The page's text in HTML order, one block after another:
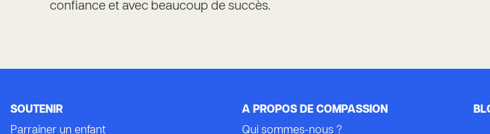
confiance et avec beaucoup de succès.
SOUTENIR
Parrainer un enfant
A PROPOS DE COMPASSION
Qui sommes-nous ?